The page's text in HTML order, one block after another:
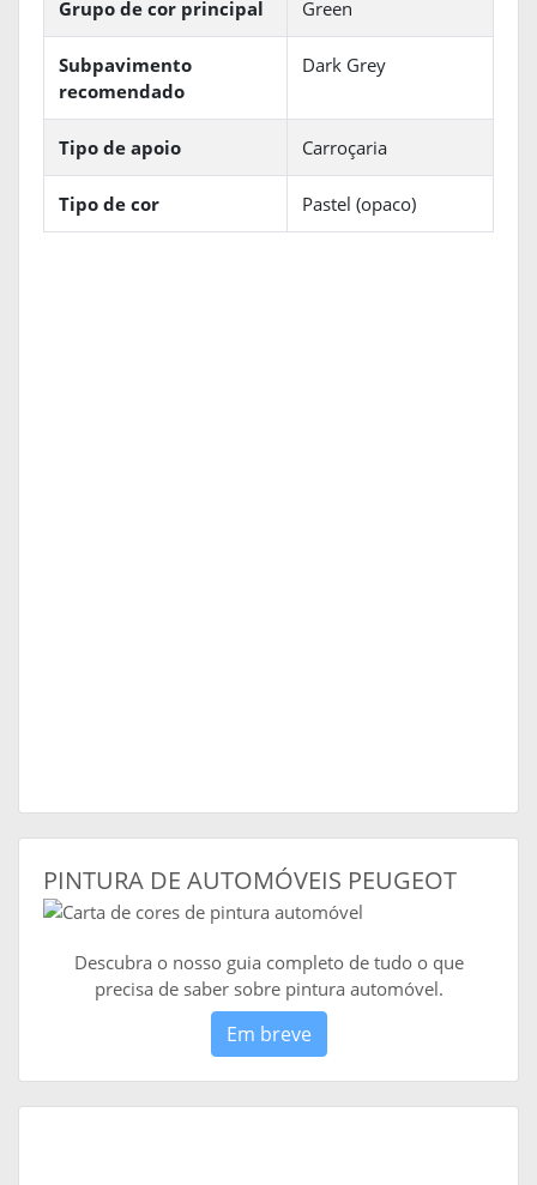
Grupo de cor principal Green
Subpavimento
recomendado
Dark Grey
Tipo de apoio Carroçaria
Tipo de cor Pastel (opaco)
PINTURA DE AUTOMÓVEIS PEUGEOT
Descubra o nosso guia completo de tudo o que
precisa de saber sobre pintura automóvel.
Em breve